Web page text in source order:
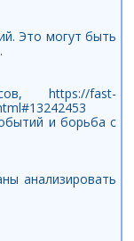
Это могут быть
https://fast-
и борьба с
анализировать